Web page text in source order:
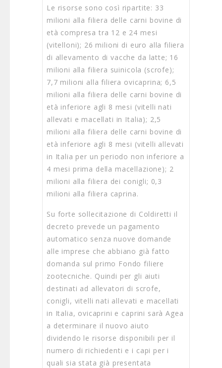
Le risorse sono così ripartite: 33
milioni alla filiera delle carni bovine di
età compresa tra 12 e 24 mesi
(vitelloni); 26 milioni di euro alla filiera
di allevamento di vacche da latte; 16
milioni alla filiera suinicola (scrofe);
7,7 milioni alla filiera ovicaprina; 6,5
milioni alla filiera delle carni bovine di
età inferiore agli 8 mesi (vitelli nati
allevati e macellati in Italia); 2,5
milioni alla filiera delle carni bovine di
età inferiore agli 8 mesi (vitelli allevati
in Italia per un periodo non inferiore a
4 mesi prima della macellazione); 2
milioni alla filiera dei conigli; 0,3
milioni alla filiera caprina.
Su forte sollecitazione di Coldiretti il
decreto prevede un pagamento
automatico senza nuove domande
alle imprese che abbiano già fatto
domanda sul primo Fondo filiere
zootecniche. Quindi per gli aiuti
destinati ad allevatori di scrofe,
conigli, vitelli nati allevati e macellati
in Italia, ovicaprini e caprini sarà Agea
a determinare il nuovo aiuto
dividendo le risorse disponibili per il
numero di richiedenti e i capi per i
quali sia stata già presentata